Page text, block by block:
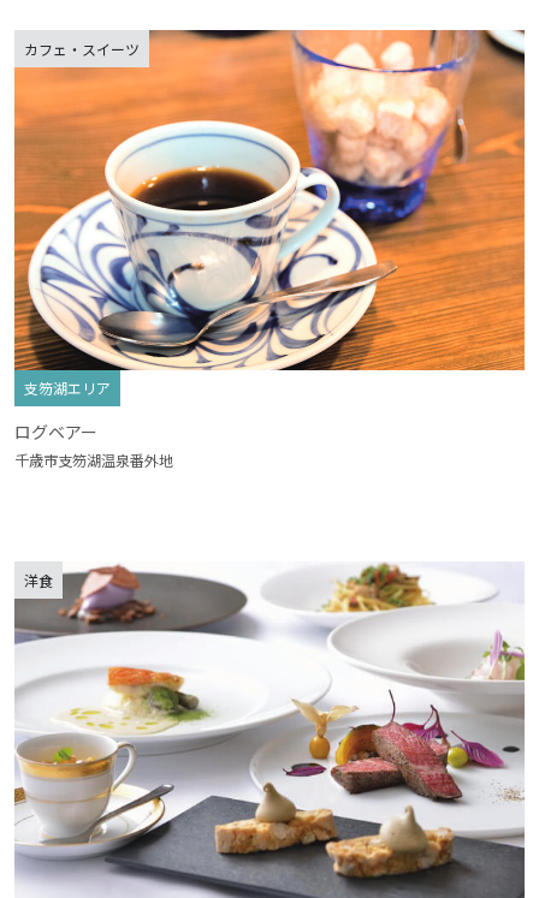
カフェ・スイーツ
支笏湖エリア
ログベアー
千歳市支笏湖温泉番外地
洋食